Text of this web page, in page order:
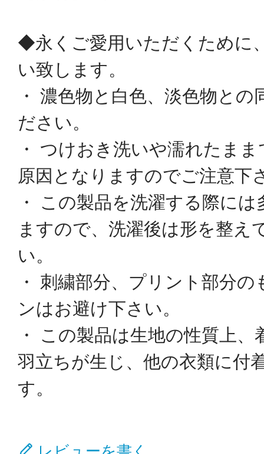
◆永くご愛用いただくために
い致します。
・ 濃色物と白色、淡色物と
ださい。
・ つけおき洗いや濡れたま
原因となりますのでご注意下
・ この製品を洗濯する際に
ますので、洗濯後は形を整え
い。
・ 刺繍部分、プリント部分
ンはお避け下さい。
・ この製品は生地の性質上
羽立ちが生じ、他の衣類に付
す。